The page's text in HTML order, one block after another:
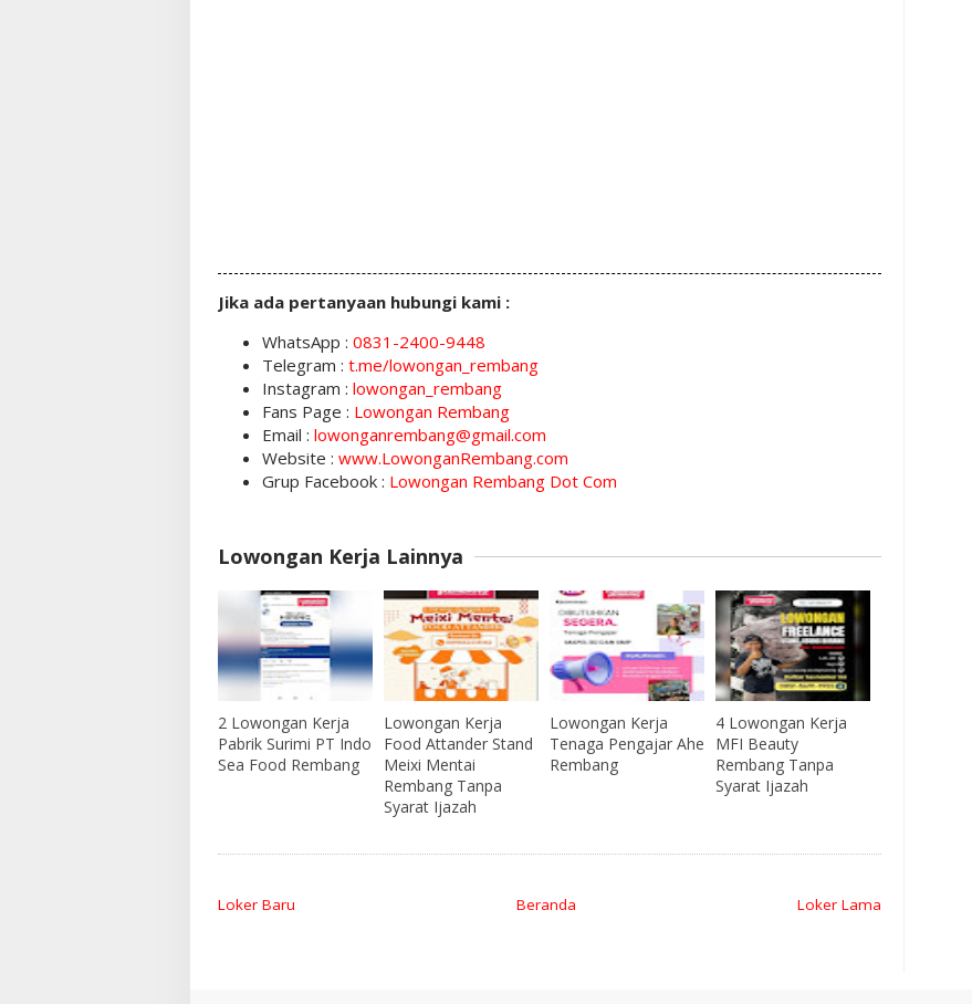
Jika ada pertanyaan hubungi kami :
WhatsApp : 0831-2400-9448
Telegram : t.me/lowongan_rembang
Instagram : lowongan_rembang
Fans Page : Lowongan Rembang
Email : lowonganrembang@gmail.com
Website : www.LowonganRembang.com
Grup Facebook : Lowongan Rembang Dot Com
Lowongan Kerja Lainnya
2 Lowongan Kerja
Pabrik Surimi PT Indo
Sea Food Rembang
Lowongan Kerja
Food Attander Stand
Meixi Mentai
Rembang Tanpa
Syarat Ijazah
Lowongan Kerja
Tenaga Pengajar Ahe
Rembang
4 Lowongan Kerja
MFI Beauty
Rembang Tanpa
Syarat Ijazah
Loker Baru Loker Lama
Beranda